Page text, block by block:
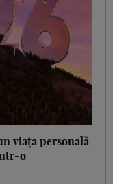
viața personală
o